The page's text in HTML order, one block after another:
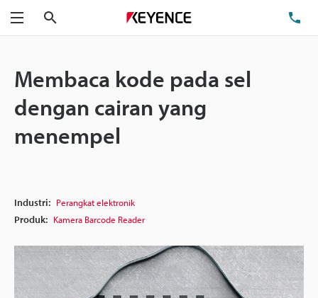
Menu
Membaca kode pada sel
dengan cairan yang
menempel
Industri: Perangkat elektronik
Produk: Kamera Barcode Reader